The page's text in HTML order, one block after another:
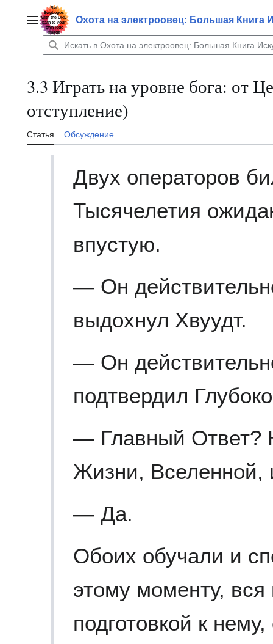
содержаниюГлавное менюОхота на электроовец: Большая Книга
3.3 Играть на уровне бога: от
отступление)
Статья Обсуждение
Двух операторов
Тысячелетия
впустую.
— Он
выдохнул Хвуудт.
— Он
подтвердил
— Главный Ответ?
Жизни, Вселенной,
— Да.
Обоих обучали и
этому моменту,
подготовкой к